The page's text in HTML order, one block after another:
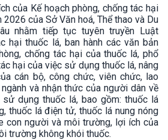
của Kế hoạch phòng, chống tác hại
2026 của Sở Văn hoá, Thể thao và Du
nhằm tiếp tục tuyên truyền Luật
hại thuốc lá, ban hành các văn bản
chống tác hại của thuốc lá, phổ
hại của việc sử dụng thuốc lá, nâng
cán bộ, công chức, viên chức, lao
và nhận thức của người dân về
dụng thuốc lá, bao gồm: thuốc lá
thuốc lá điện tử, thuốc lá nung nóng
con người và môi trường, lợi ích của
trường không khói thuốc.